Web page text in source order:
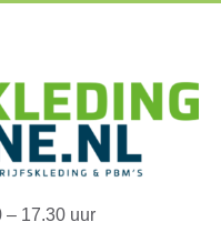
– 17.30 uur